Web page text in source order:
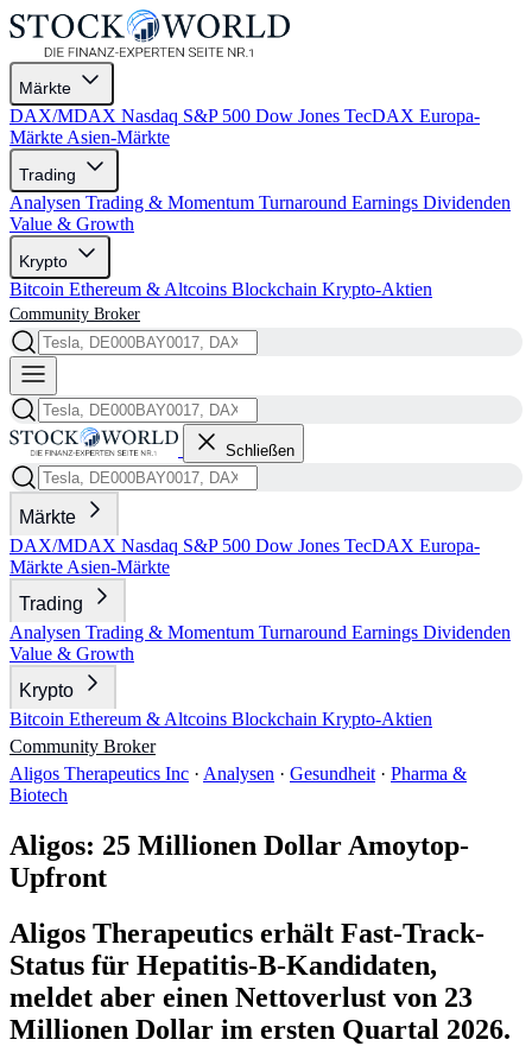
Märkte
DAX/MDAX Nasdaq S&P 500 Dow Jones TecDAX Europa-
Märkte Asien-Märkte
Trading
Analysen Trading & Momentum Turnaround Earnings Dividenden
Value & Growth
Krypto
Bitcoin Ethereum & Altcoins Blockchain Krypto-Aktien
Community Broker
Schließen
Märkte
DAX/MDAX Nasdaq S&P 500 Dow Jones TecDAX Europa-
Märkte Asien-Märkte
Trading
Analysen Trading & Momentum Turnaround Earnings Dividenden
Value & Growth
Krypto
Bitcoin Ethereum & Altcoins Blockchain Krypto-Aktien
Community Broker
Aligos Therapeutics Inc · Analysen · Gesundheit · Pharma &
Biotech
Aligos: 25 Millionen Dollar Amoytop-
Upfront
Aligos Therapeutics erhält Fast-Track-
Status für Hepatitis-B-Kandidaten,
meldet aber einen Nettoverlust von 23
Millionen Dollar im ersten Quartal 2026.